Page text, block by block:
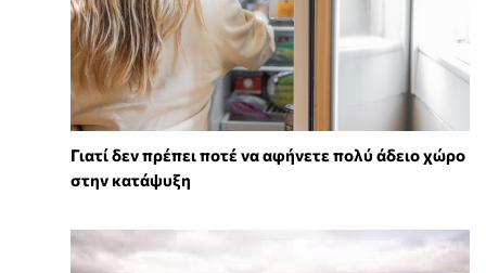
Γιατί δεν πρέπει ποτέ να αφήνετε πολύ άδειο χώρο
στην κατάψυξη